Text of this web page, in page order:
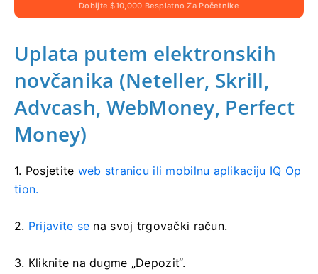
Dobijte $10,000 Besplatno Za Početnike
Uplata putem elektronskih
novčanika (Neteller, Skrill,
Advcash, WebMoney, Perfect
Money)
1. Posjetite web stranicu ili mobilnu aplikaciju IQ Op
tion.
2. Prijavite se na svoj trgovački račun.
3. Kliknite na dugme „Depozit“.